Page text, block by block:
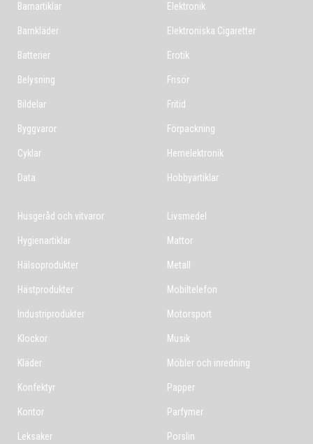
Barnartiklar
Barnkläder
Batterier
Belysning
Bildelar
Byggvaror
Cyklar
Data
Elektronik
Elektroniska Cigaretter
Erotik
Frisör
Fritid
Förpackning
Hemelektronik
Hobbyartiklar
Husgeråd och vitvaror
Hygienartiklar
Hälsoprodukter
Hästprodukter
Industriprodukter
Klockor
Kläder
Konfektyr
Kontor
Leksaker
Livsmedel
Mattor
Metall
Mobiltelefon
Motorsport
Musik
Möbler och inredning
Papper
Parfymer
Porslin